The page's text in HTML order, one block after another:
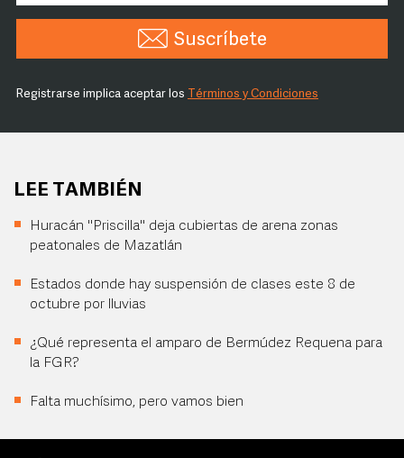
Suscríbete
Registrarse implica aceptar los Términos y Condiciones
LEE TAMBIÉN
Huracán "Priscilla" deja cubiertas de arena zonas
peatonales de Mazatlán
Estados donde hay suspensión de clases este 8 de
octubre por lluvias
¿Qué representa el amparo de Bermúdez Requena para
la FGR?
Falta muchísimo, pero vamos bien